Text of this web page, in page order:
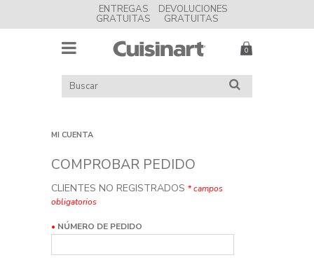
ENTREGAS
GRATUITAS
DEVOLUCIONES
GRATUITAS
MENU
BUSCAR
EN
BUSCAR
MI CUENTA
COMPROBAR PEDIDO
CLIENTES NO REGISTRADOS *campos
obligatorios
• NÚMERO DE PEDIDO